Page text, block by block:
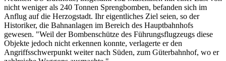
nicht weniger als 240 Tonnen Sprengbomben, befanden sich im
Anflug auf die Herzogstadt. Ihr eigentliches Ziel seien, so der
Historiker, die Bahnanlagen im Bereich des Hauptbahnhofs
gewesen. "Weil der Bombenschütze des Führungsflugzeugs diese
Objekte jedoch nicht erkennen konnte, verlagerte er den
Angriffsschwerpunkt weiter nach Süden, zum Güterbahnhof, wo er